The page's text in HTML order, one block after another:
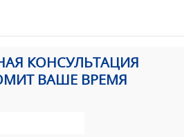
КОНСУЛЬТАЦИЯ
ВАШЕ ВРЕМЯ